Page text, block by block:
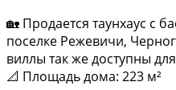
🏡 Продается таунхаус с
поселке Режевичи,
виллы так же доступны
📐 Площадь дома: 223 м²